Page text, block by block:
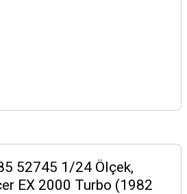
52745 1/24 Ölçek,
EX 2000 Turbo (1982